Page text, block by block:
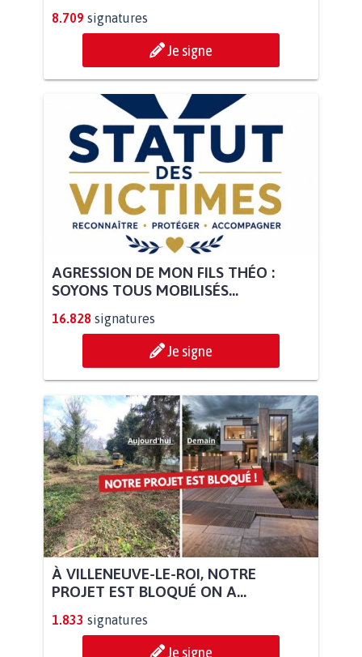
8.709 signatures
Je signe
AGRESSION DE MON FILS THÉO :
SOYONS TOUS MOBILISÉS...
16.828 signatures
Je signe
À VILLENEUVE-LE-ROI, NOTRE
PROJET EST BLOQUÉ ON A...
1.833 signatures
Je signe